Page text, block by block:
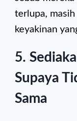
terlupa,
keyakinan
5.
Supaya
Sama